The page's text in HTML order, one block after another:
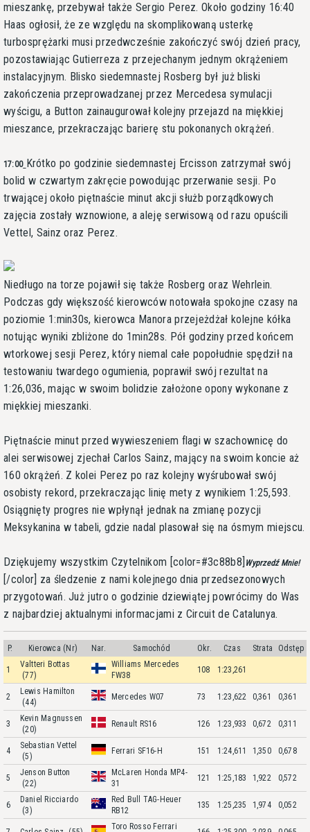
mieszankę, przebywał także Sergio Perez. Około godziny 16:40
Haas ogłosił, że ze względu na skomplikowaną usterkę
turbosprężarki musi przedwcześnie zakończyć swój dzień pracy,
pozostawiając Gutierreza z przejechanym jednym okrążeniem
instalacyjnym. Blisko siedemnastej Rosberg był już bliski
zakończenia przeprowadzanej przez Mercedesa symulacji
wyścigu, a Button zainaugurował kolejny przejazd na miękkiej
mieszance, przekraczając barierę stu pokonanych okrążeń.
17:00 Krótko po godzinie siedemnastej Ercisson zatrzymał swój
bolid w czwartym zakręcie powodując przerwanie sesji. Po
trwającej około piętnaście minut akcji służb porządkowych
zajęcia zostały wznowione, a aleję serwisową od razu opuścili
Vettel, Sainz oraz Perez.
Niedługo na torze pojawił się także Rosberg oraz Wehrlein.
Podczas gdy większość kierowców notowała spokojne czasy na
poziomie 1:min30s, kierowca Manora przejeżdżał kolejne kółka
notując wyniki zbliżone do 1min28s. Pół godziny przed końcem
wtorkowej sesji Perez, który niemal całe popołudnie spędził na
testowaniu twardego ogumienia, poprawił swój rezultat na
1:26,036, mając w swoim bolidzie założone opony wykonane z
miękkiej mieszanki.
Piętnaście minut przed wywieszeniem flagi w szachownicę do
alei serwisowej zjechał Carlos Sainz, mający na swoim koncie aż
160 okrążeń. Z kolei Perez po raz kolejny wyśrubował swój
osobisty rekord, przekraczając linię mety z wynikiem 1:25,593.
Osiągnięty progres nie wpłynął jednak na zmianę pozycji
Meksykanina w tabeli, gdzie nadal plasował się na ósmym miejscu.
Dziękujemy wszystkim Czytelnikom [color=#3c88b8] Wyprzedź Mnie!
[/color] za śledzenie z nami kolejnego dnia przedsezonowych
przygotowań. Już jutro o godzinie dziewiątej powrócimy do Was
z najbardziej aktualnymi informacjami z Circuit de Catalunya.
P. Kierowca (Nr) Nar. Samochód Okr. Czas Strata Odstęp
1
Valtteri Bottas
(77)
Williams Mercedes
FW38
108 1:23,261
2
Lewis Hamilton
(44)
Mercedes W07 73 1:23,622 0,361 0,361
3
Kevin Magnussen
(20)
Renault RS16 126 1:23,933 0,672 0,311
4
Sebastian Vettel
(5)
Ferrari SF16-H 151 1:24,611 1,350 0,678
5
Jenson Button
(22)
McLaren Honda MP4-
31
121 1:25,183 1,922 0,572
6
Daniel Ricciardo
(3)
Red Bull TAG-Heuer
RB12
135 1:25,235 1,974 0,052
Toro Rosso Ferrari